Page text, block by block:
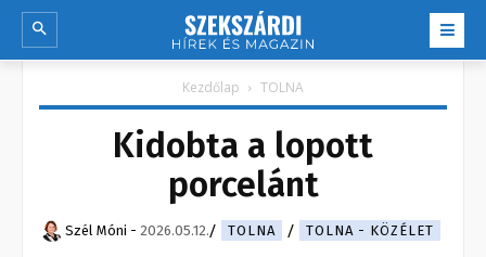
Kezdőlap TOLNA
Kidobta a lopott
porcelánt
Szél Móni - 2026.05.12. TOLNA TOLNA - KÖZÉLET